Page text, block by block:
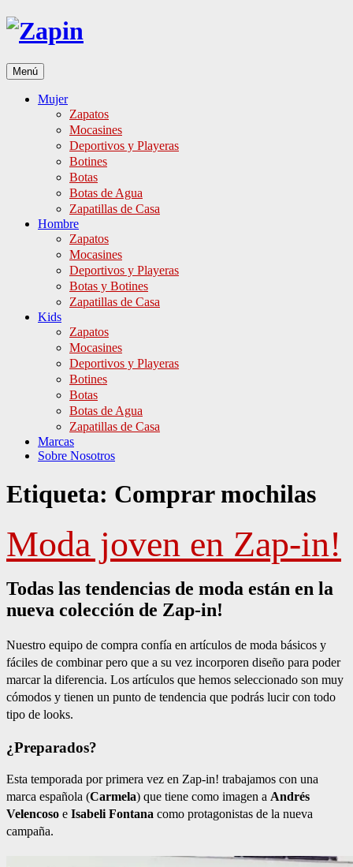
Ir
Menú
Mujer
Zapatos
Mocasines
Deportivos y Playeras
Botines
Botas
Botas de Agua
Zapatillas de Casa
Hombre
Zapatos
Mocasines
Deportivos y Playeras
Botas y Botines
Zapatillas de Casa
Kids
Zapatos
Mocasines
Deportivos y Playeras
Botines
Botas
Botas de Agua
Zapatillas de Casa
Marcas
Sobre Nosotros
Etiqueta: Comprar mochilas
Moda joven en Zap-in!
Todas las tendencias de moda están en la
nueva colección de Zap-in!
Nuestro equipo de compra confía en artículos de moda básicos y
fáciles de combinar pero que a su vez incorporen diseño para poder
marcar la diferencia. Los artículos que hemos seleccionado son muy
cómodos y tienen un punto de tendencia que podrás lucir con todo
tipo de looks.
¿Preparados?
Esta temporada por primera vez en Zap-in! trabajamos con una
marca española (Carmela) que tiene como imagen a Andrés
Velencoso e Isabeli Fontana como protagonistas de la nueva
campaña.